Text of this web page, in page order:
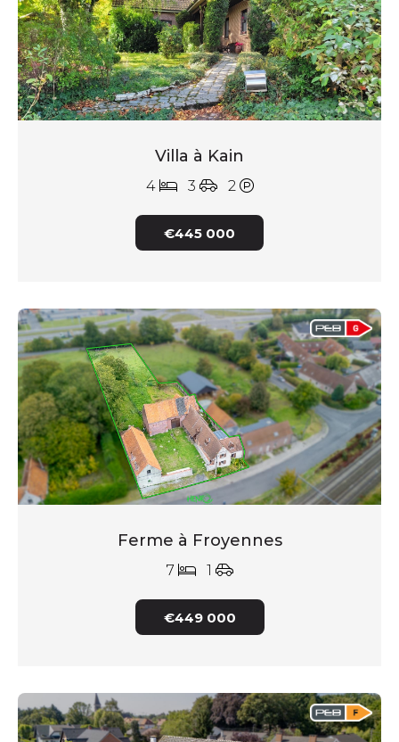
Villa à Kain
4 3 2
€445 000
Ferme à Froyennes
7 1
€449 000